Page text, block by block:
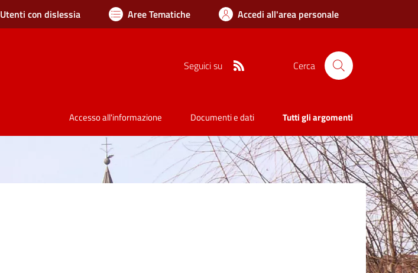
Utenti con dislessia Aree Tematiche Accedi all'area personale
Seguici su Cerca
Accesso all'informazione Documenti e dati Tutti gli argomenti